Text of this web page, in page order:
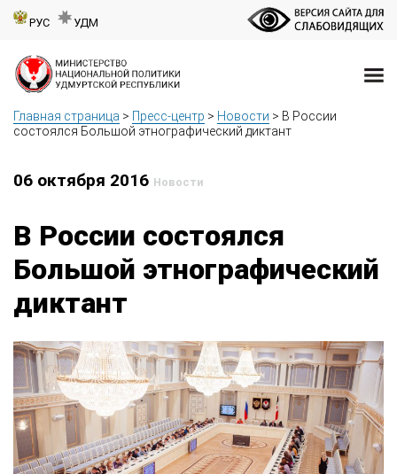
РУС УДМ
Главная страница > Пресс-центр > Новости > В России
состоялся Большой этнографический диктант
06 октября 2016 Новости
В России состоялся
Большой этнографический
диктант